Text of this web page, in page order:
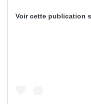
Voir cette publication